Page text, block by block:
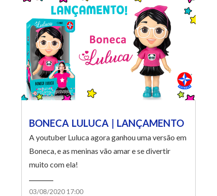
BONECA LULUCA | LANÇAMENTO
A youtuber Luluca agora ganhou uma versão em
Boneca, e as meninas vão amar e se divertir
muito com ela!
03/08/2020 17:00